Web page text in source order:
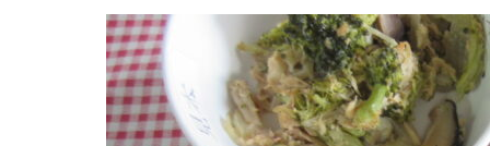
保育内容